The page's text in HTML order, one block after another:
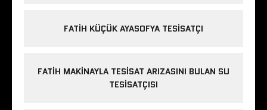
FATIH KÜÇÜK AYASOFYA TESISATÇI
FATIH MAKINAYLA TESISAT ARIZASINI BULAN SU
TESISATÇISI